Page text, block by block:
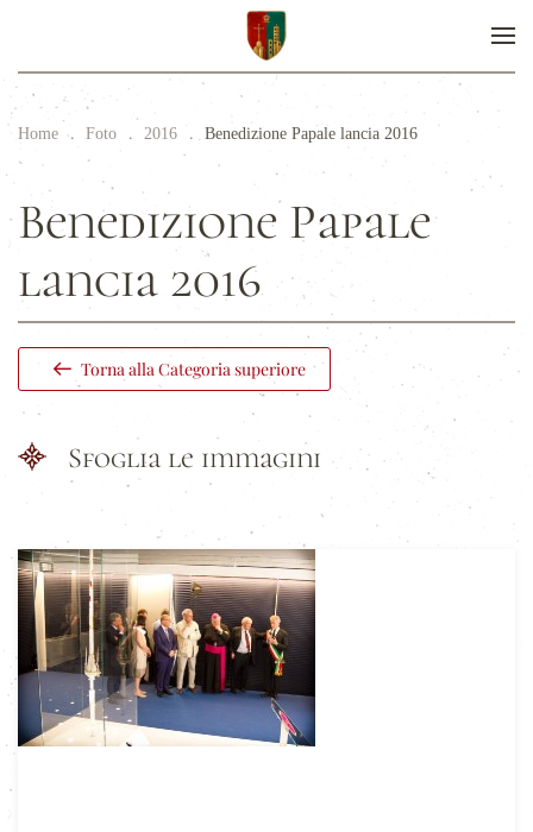
Home Foto 2016 Benedizione Papale lancia 2016
Benedizione Papale
lancia 2016
Torna alla Categoria superiore
Sfoglia le immagini